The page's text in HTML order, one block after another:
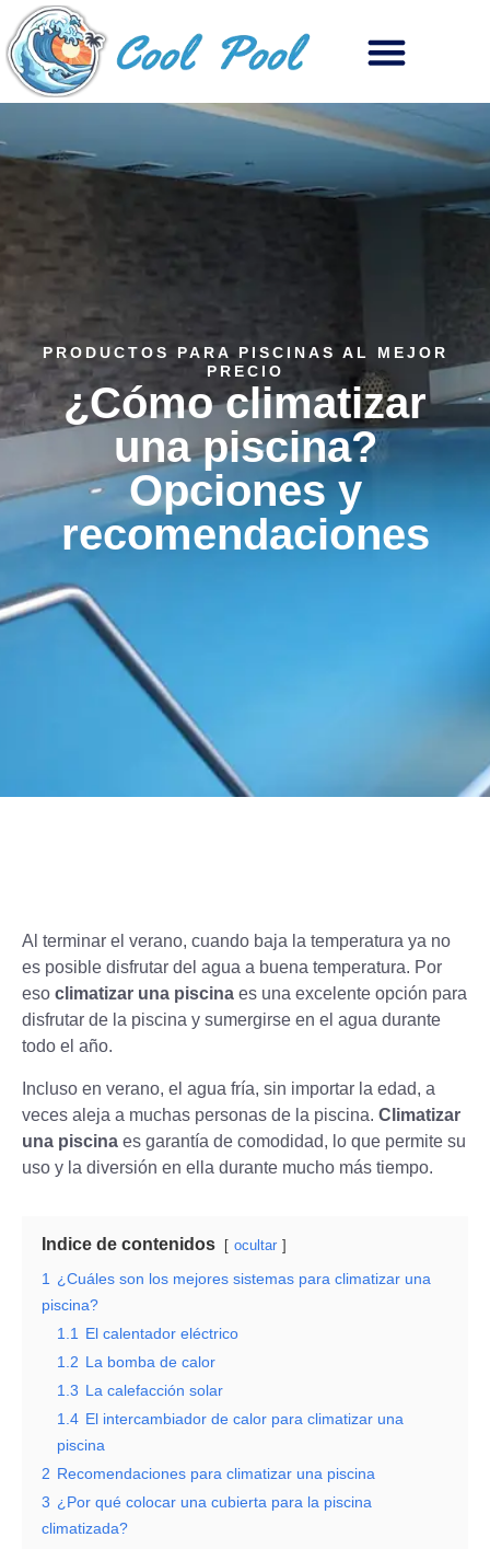
PRODUCTOS PARA PISCINAS AL MEJOR
PRECIO
¿Cómo climatizar
una piscina?
Opciones y
recomendaciones
Al terminar el verano, cuando baja la temperatura ya no
es posible disfrutar del agua a buena temperatura. Por
eso climatizar una piscina es una excelente opción para
disfrutar de la piscina y sumergirse en el agua durante
todo el año.
Incluso en verano, el agua fría, sin importar la edad, a
veces aleja a muchas personas de la piscina. Climatizar
una piscina es garantía de comodidad, lo que permite su
uso y la diversión en ella durante mucho más tiempo.
Indice de contenidos ocultar
1
¿Cuáles son los mejores sistemas para climatizar una
piscina?
1.1
El calentador eléctrico
1.2 La bomba de calor
1.3 La calefacción solar
1.4 El intercambiador de calor para climatizar una
piscina
2 Recomendaciones para climatizar una piscina
3 ¿Por qué colocar una cubierta para la piscina
climatizada?